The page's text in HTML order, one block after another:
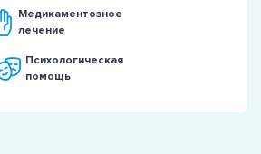
Медикаментозное
лечение
Психологическая
помощь